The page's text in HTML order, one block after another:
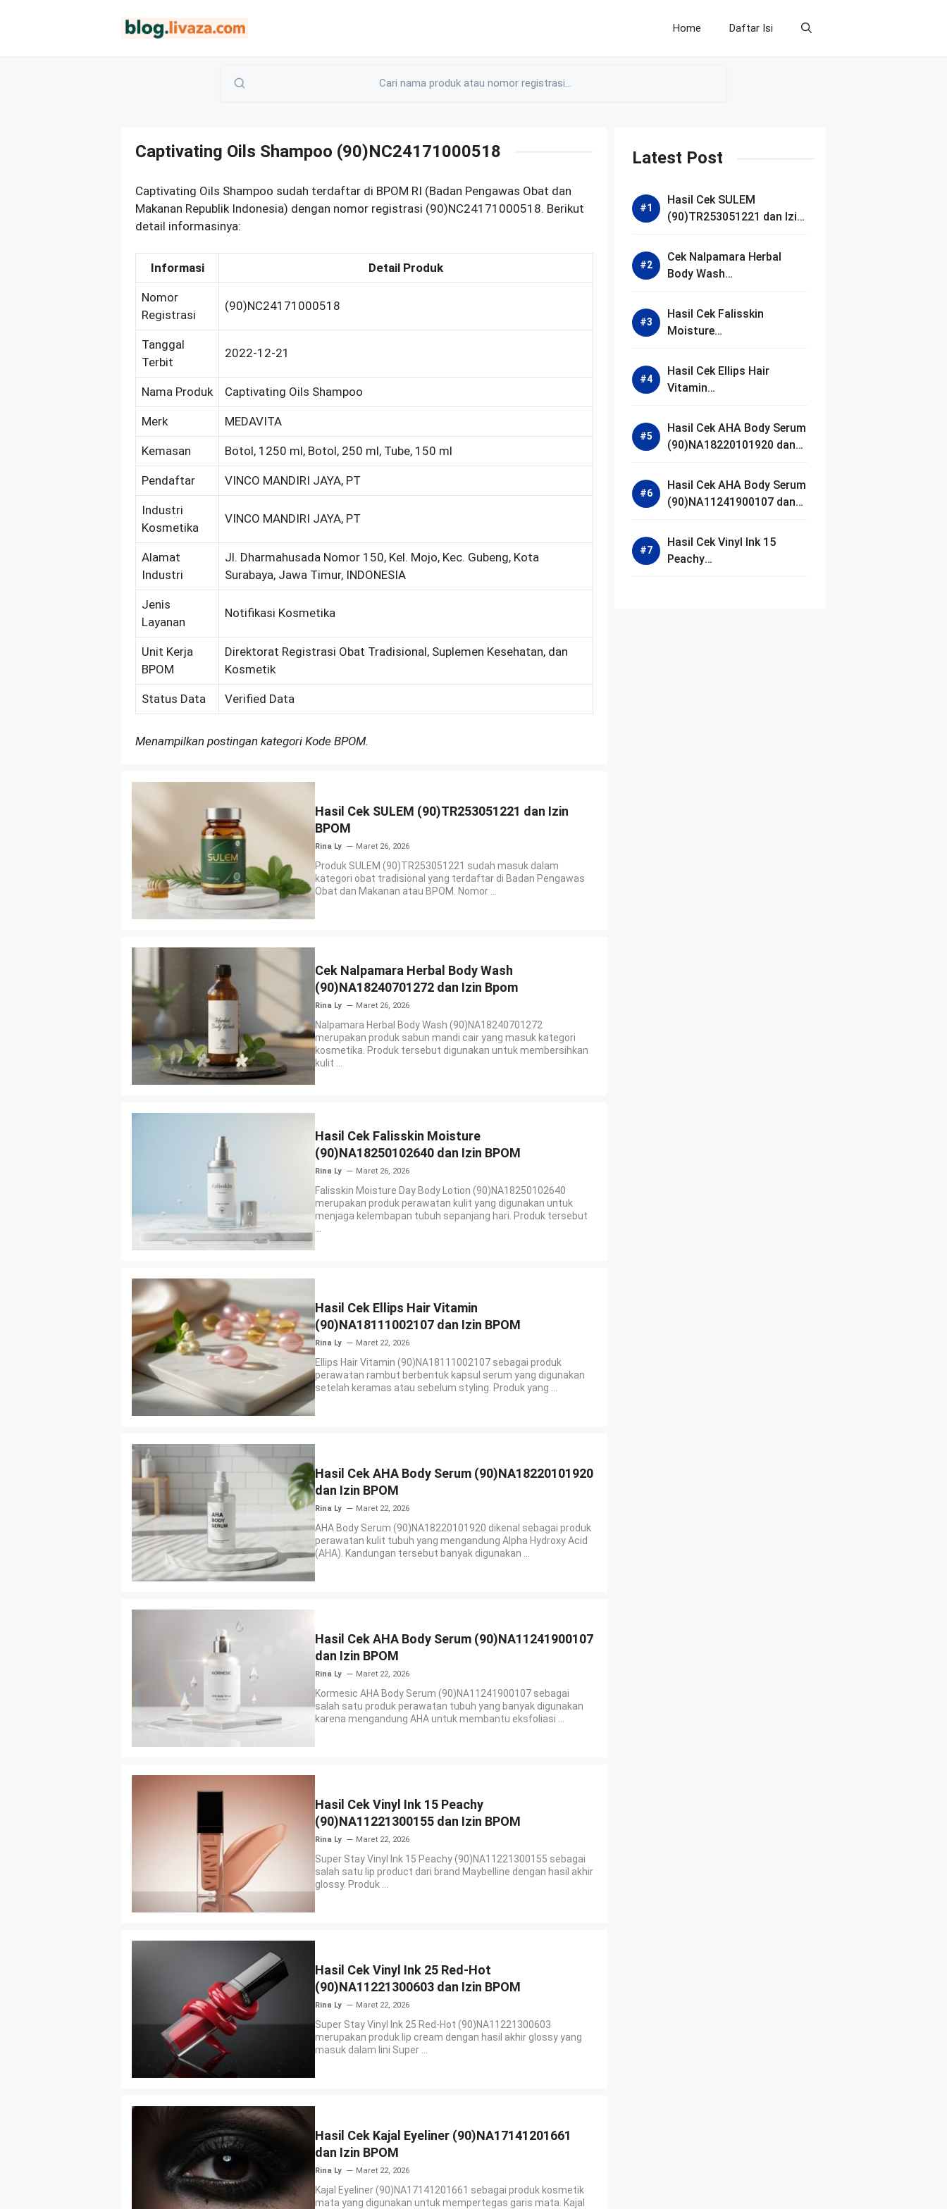
Home Daftar Isi
Captivating Oils Shampoo (90)NC24171000518
Captivating Oils Shampoo sudah terdaftar di BPOM RI (Badan Pengawas Obat dan
Makanan Republik Indonesia) dengan nomor registrasi (90)NC24171000518. Berikut
detail informasinya:
Informasi Detail Produk
Nomor
Registrasi
(90)NC24171000518
Tanggal
Terbit
2022-12-21
Nama Produk Captivating Oils Shampoo
Merk MEDAVITA
Kemasan Botol, 1250 ml, Botol, 250 ml, Tube, 150 ml
Pendaftar VINCO MANDIRI JAYA, PT
Industri
Kosmetika
VINCO MANDIRI JAYA, PT
Alamat
Industri
Jl. Dharmahusada Nomor 150, Kel. Mojo, Kec. Gubeng, Kota
Surabaya, Jawa Timur, INDONESIA
Jenis
Layanan
Notifikasi Kosmetika
Unit Kerja
BPOM
Direktorat Registrasi Obat Tradisional, Suplemen Kesehatan, dan
Kosmetik
Status Data Verified Data
Menampilkan postingan kategori Kode BPOM.
Hasil Cek SULEM (90)TR253051221 dan Izin
BPOM
Rina Ly Maret 26, 2026
Produk SULEM (90)TR253051221 sudah masuk dalam
kategori obat tradisional yang terdaftar di Badan Pengawas
Obat dan Makanan atau BPOM. Nomor ...
Cek Nalpamara Herbal Body Wash
(90)NA18240701272 dan Izin Bpom
Rina Ly Maret 26, 2026
Nalpamara Herbal Body Wash (90)NA18240701272
merupakan produk sabun mandi cair yang masuk kategori
kosmetika. Produk tersebut digunakan untuk membersihkan
kulit ...
Hasil Cek Falisskin Moisture
(90)NA18250102640 dan Izin BPOM
Rina Ly Maret 26, 2026
Falisskin Moisture Day Body Lotion (90)NA18250102640
merupakan produk perawatan kulit yang digunakan untuk
menjaga kelembapan tubuh sepanjang hari. Produk tersebut
Hasil Cek Ellips Hair Vitamin
(90)NA18111002107 dan Izin BPOM
Rina Ly Maret 22, 2026
Ellips Hair Vitamin (90)NA18111002107 sebagai produk
perawatan rambut berbentuk kapsul serum yang digunakan
setelah keramas atau sebelum styling. Produk yang ...
Hasil Cek AHA Body Serum (90)NA18220101920
dan Izin BPOM
Rina Ly Maret 22, 2026
AHA Body Serum (90)NA18220101920 dikenal sebagai produk
perawatan kulit tubuh yang mengandung Alpha Hydroxy Acid
(AHA). Kandungan tersebut banyak digunakan ...
Hasil Cek AHA Body Serum (90)NA11241900107
dan Izin BPOM
Rina Ly Maret 22, 2026
Kormesic AHA Body Serum (90)NA11241900107 sebagai
salah satu produk perawatan tubuh yang banyak digunakan
karena mengandung AHA untuk membantu eksfoliasi ...
Hasil Cek Vinyl Ink 15 Peachy
(90)NA11221300155 dan Izin BPOM
Rina Ly Maret 22, 2026
Super Stay Vinyl Ink 15 Peachy (90)NA11221300155 sebagai
salah satu lip product dari brand Maybelline dengan hasil akhir
glossy. Produk ...
Hasil Cek Vinyl Ink 25 Red-Hot
(90)NA11221300603 dan Izin BPOM
Rina Ly Maret 22, 2026
Super Stay Vinyl Ink 25 Red-Hot (90)NA11221300603
merupakan produk lip cream dengan hasil akhir glossy yang
masuk dalam lini Super ...
Hasil Cek Kajal Eyeliner (90)NA17141201661
dan Izin BPOM
Rina Ly Maret 22, 2026
Kajal Eyeliner (90)NA17141201661 sebagai produk kosmetik
mata yang digunakan untuk mempertegas garis mata. Kajal
Latest Post
Hasil Cek SULEM
(90)TR253051221 dan Izin
Cek Nalpamara Herbal
Body Wash
Izin Bpom
Hasil Cek Falisskin
Moisture
Izin BPOM
Hasil Cek Ellips Hair
Vitamin
Izin BPOM
Hasil Cek AHA Body Serum
(90)NA18220101920 dan
Hasil Cek AHA Body Serum
(90)NA11241900107 dan
Hasil Cek Vinyl Ink 15
Peachy